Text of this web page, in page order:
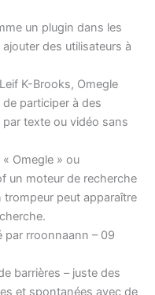
un plugin dans les
des utilisateurs à
K-Brooks, Omegle
participer à des
texte ou vidéo sans
Omegle » ou
un moteur de recherche
trompeur peut apparaître
par rroonnaann – 09
barrières – juste des
et spontanées avec de